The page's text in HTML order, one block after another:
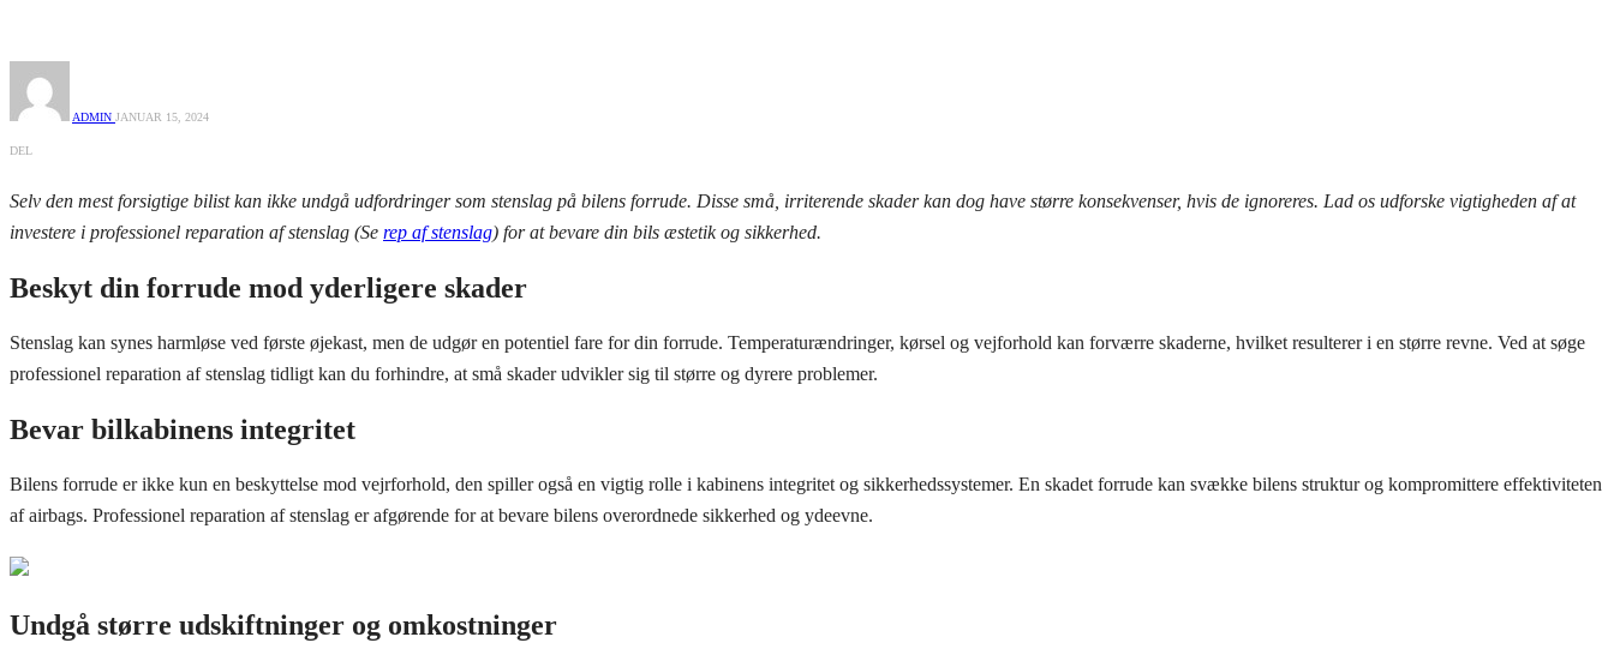
ADMIN JANUAR 15, 2024
DEL
Selv den mest forsigtige bilist kan ikke undgå udfordringer som stenslag på bilens forrude. Disse små, irriterende skader kan dog have større konsekvenser, hvis de ignoreres. Lad os udforske vigtigheden af at
investere i professionel reparation af stenslag (Se rep af stenslag) for at bevare din bils æstetik og sikkerhed.
Beskyt din forrude mod yderligere skader
Stenslag kan synes harmløse ved første øjekast, men de udgør en potentiel fare for din forrude. Temperaturændringer, kørsel og vejforhold kan forværre skaderne, hvilket resulterer i en større revne. Ved at søge
professionel reparation af stenslag tidligt kan du forhindre, at små skader udvikler sig til større og dyrere problemer.
Bevar bilkabinens integritet
Bilens forrude er ikke kun en beskyttelse mod vejrforhold, den spiller også en vigtig rolle i kabinens integritet og sikkerhedssystemer. En skadet forrude kan svække bilens struktur og kompromittere effektiviteten
af airbags. Professionel reparation af stenslag er afgørende for at bevare bilens overordnede sikkerhed og ydeevne.
Undgå større udskiftninger og omkostninger